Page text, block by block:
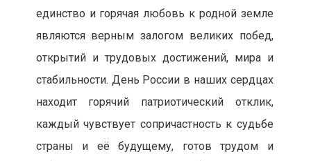
единство и горячая любовь к родной земле
являются верным залогом великих побед,
открытий и трудовых достижений, мира и
стабильности. День России в наших сердцах
находит горячий патриотический отклик,
каждый чувствует сопричастность к судьбе
страны и её будущему, готов трудом и